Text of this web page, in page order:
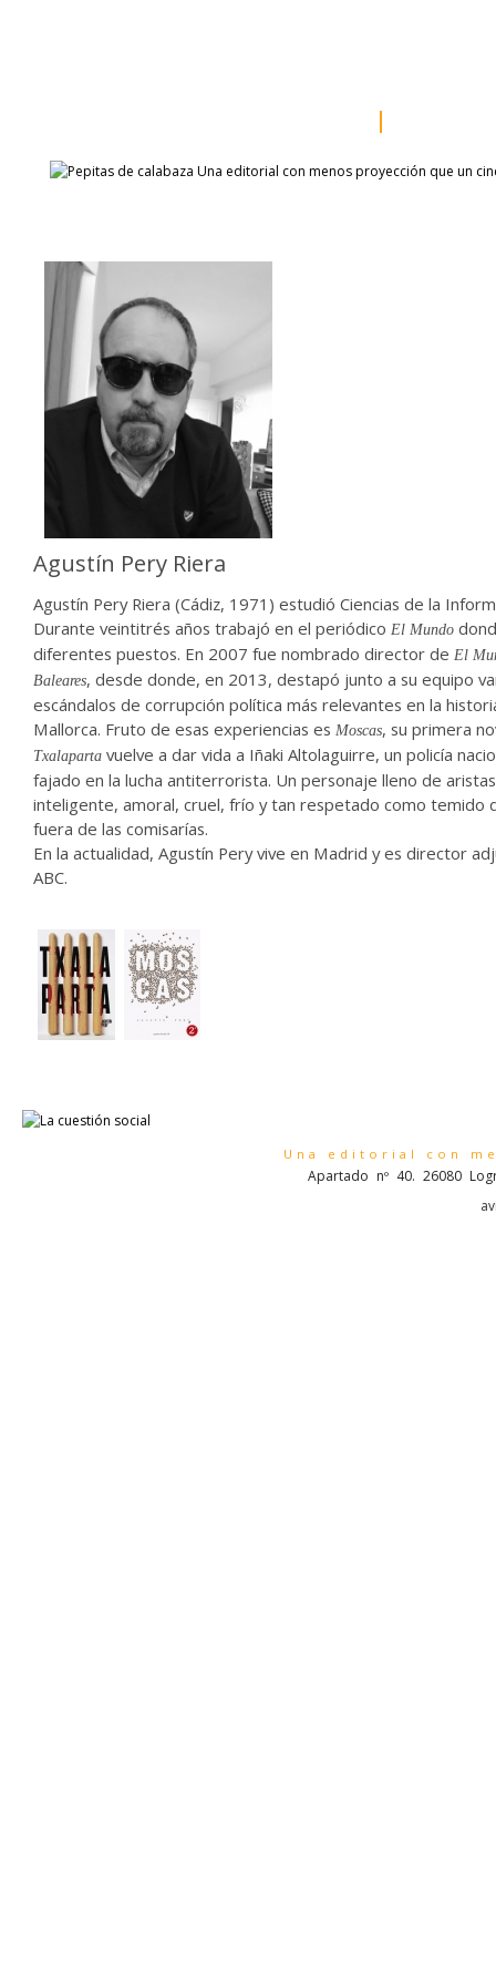
Agustín Pery Riera
Agustín Pery Riera (Cádiz, 1971) estudió Ciencias de la
Durante veintitrés años trabajó en el periódico El Mundo
diferentes puestos. En 2007 fue nombrado director de El
Baleares, desde donde, en 2013, destapó junto a su equipo
escándalos de corrupción política más relevantes en la
Mallorca. Fruto de esas experiencias es Moscas, su primera
Txalaparta vuelve a dar vida a Iñaki Altolaguirre, un policía
fajado en la lucha antiterrorista. Un personaje lleno de
inteligente, amoral, cruel, frío y tan respetado como temido
fuera de las comisarías.
En la actualidad, Agustín Pery vive en Madrid y es director
ABC.
Una editorial con
Apartado nº 40. 26080